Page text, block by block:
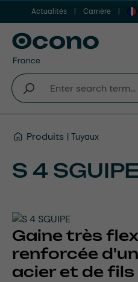
Aller au contenu principal
Actualités Carrière
Produits Tuyaux
S 4 SGUIPE
Gaine très
renforcée
acier et de